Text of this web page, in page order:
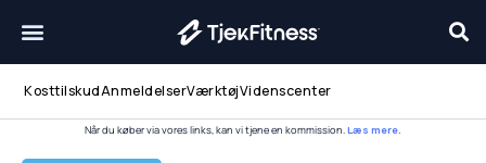
indholdet
KosttilskudAnmeldelserVærktøjVidenscenter
Når du køber via vores links, kan vi tjene en kommission.Læs mere.